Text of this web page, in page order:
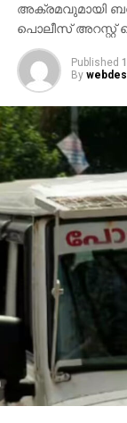
അക്രമവുമായി
പൊലീസ് അറസ്റ്റ്
Published
By